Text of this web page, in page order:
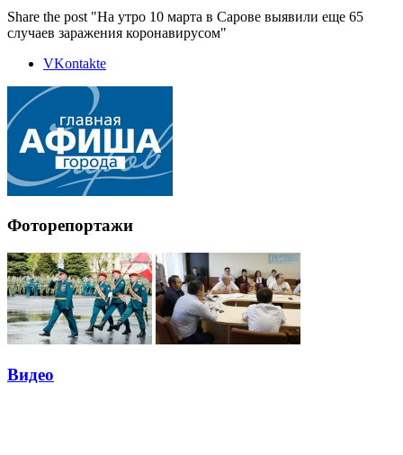
Share the post "На утро 10 марта в Сарове выявили еще 65
случаев заражения коронавирусом"
VKontakte
Фоторепортажи
Видео